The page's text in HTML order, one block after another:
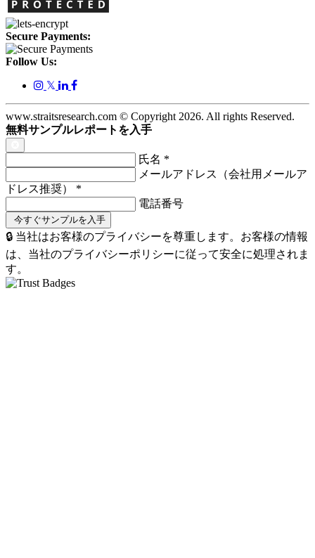
Secure Payments:
Follow Us:
𝕏
www.straitsresearch.com © Copyright 2026. All rights Reserved.
無料サンプルレポートを入手
氏名 *
メールアドレス（会社用メールア
ドレス推奨） *
電話番号
🔒 当社はお客様のプライバシーを尊重します。お客様の情報
は、当社のプライバシーポリシーに従って安全に処理されま
す。